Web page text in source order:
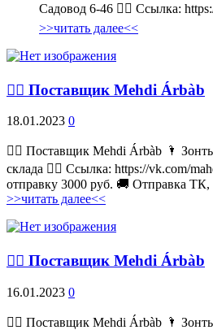
Садовод 6-46 👉🏻 Ссылка:
>>читать далее<<
💁‍♂ Поставщик Mehdi Árbàb
18.01.2023 0
💁‍♂ Поставщик Mehdi Árbàb 🌂
склада 👉🏻 Ссылка: https://vk.com/
отправку 3000 руб. 🚚 Отправка
>>читать далее<<
💁‍♂ Поставщик Mehdi Árbàb
16.01.2023 0
💁‍♂ Поставщик Mehdi Árbàb 🌂